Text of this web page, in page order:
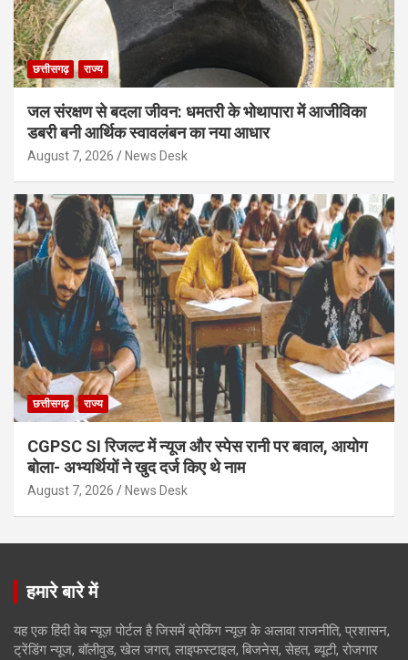
छत्तीसगढ़ राज्य
जल संरक्षण से बदला जीवन: धमतरी के भोथापारा में आजीविका
डबरी बनी आर्थिक स्वावलंबन का नया आधार
August 7, 2026 News Desk
छत्तीसगढ़ राज्य
CGPSC SI रिजल्ट में न्यूज और स्पेस रानी पर बवाल, आयोग
बोला- अभ्यर्थियों ने खुद दर्ज किए थे नाम
August 7, 2026 News Desk
हमारे बारे में
यह एक हिंदी वेब न्यूज़ पोर्टल है जिसमें ब्रेकिंग न्यूज़ के अलावा राजनीति, प्रशासन,
ट्रेंडिंग न्यूज, बॉलीवुड, खेल जगत, लाइफस्टाइल, बिजनेस, सेहत, ब्यूटी, रोजगार